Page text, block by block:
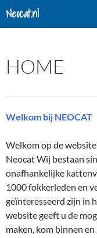
Ga
naar
Neocat.nl
Zoeken
HOME
Welkom bij NEOCAT
Welkom op de
Neocat Wij bestaan
onafhankelijke
1000 fokkerleden en
geïnteresseerd zijn in
website geeft u de
maken, kom binnen